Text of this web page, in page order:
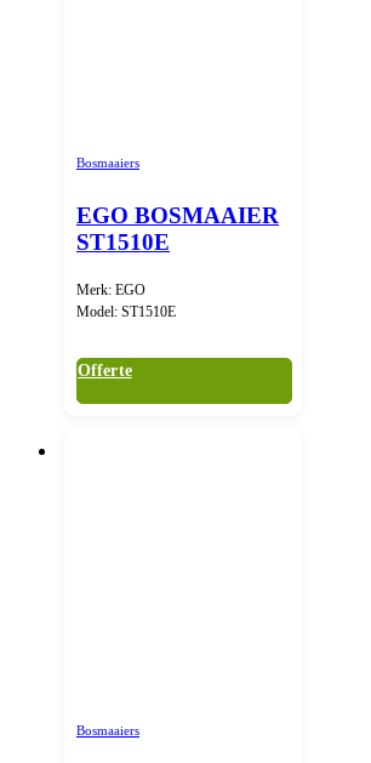
Bosmaaiers
EGO BOSMAAIER
ST1510E
Merk: EGO
Model: ST1510E
Offerte
Bosmaaiers